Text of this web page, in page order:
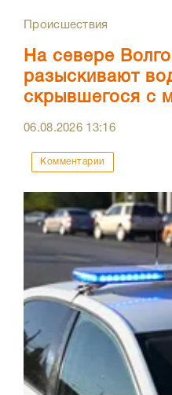
Происшествия
На севере
разыскивают
скрывшегося с
06.08.2026 13:16
Комментарии